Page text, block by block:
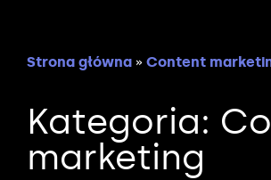
Strona główna » Content
Kategoria:
marketing